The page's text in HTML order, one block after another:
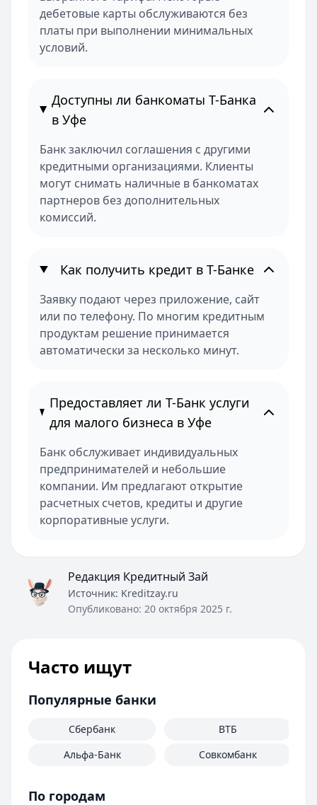
дебетовые карты обслуживаются без
платы при выполнении минимальных
условий.
Доступны ли банкоматы Т-Банка
в Уфе
Банк заключил соглашения с другими
кредитными организациями. Клиенты
могут снимать наличные в банкоматах
партнеров без дополнительных
комиссий.
Как получить кредит в Т-Банке
Заявку подают через приложение, сайт
или по телефону. По многим кредитным
продуктам решение принимается
автоматически за несколько минут.
Предоставляет ли Т-Банк услуги
для малого бизнеса в Уфе
Банк обслуживает индивидуальных
предпринимателей и небольшие
компании. Им предлагают открытие
расчетных счетов, кредиты и другие
корпоративные услуги.
Редакция Кредитный Зай
Источник: Kreditzay.ru
Опубликовано: 20 октября 2025 г.
Часто ищут
Популярные банки
Сбербанк
Альфа-Банк
ВТБ
Совкомбанк
По городам